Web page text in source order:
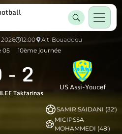
12:00
Ait-Bouaddou
05
10ème journée
- 2
Takfarinas
US Assi-Youcef
SAMIR SAIDANI (32')
MICIPSSA
MOHAMMEDI (48')